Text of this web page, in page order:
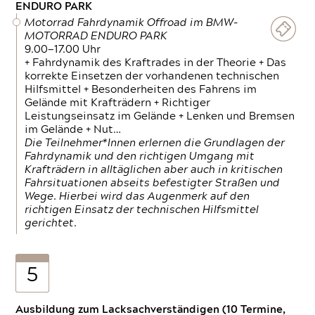
ENDURO PARK
Motorrad Fahrdynamik Offroad im BMW-
MOTORRAD ENDURO PARK
9.00—17.00 Uhr
+ Fahrdynamik des Kraftrades in der Theorie + Das
korrekte Einsetzen der vorhandenen technischen
Hilfsmittel + Besonderheiten des Fahrens im
Gelände mit Krafträdern + Richtiger
Leistungseinsatz im Gelände + Lenken und Bremsen
im Gelände + Nut…
Die Teilnehmer*Innen erlernen die Grundlagen der
Fahrdynamik und den richtigen Umgang mit
Krafträdern in alltäglichen aber auch in kritischen
Fahrsituationen abseits befestigter Straßen und
Wege. Hierbei wird das Augenmerk auf den
richtigen Einsatz der technischen Hilfsmittel
gerichtet.
5
Ausbildung zum Lacksachverständigen (10 Termine,